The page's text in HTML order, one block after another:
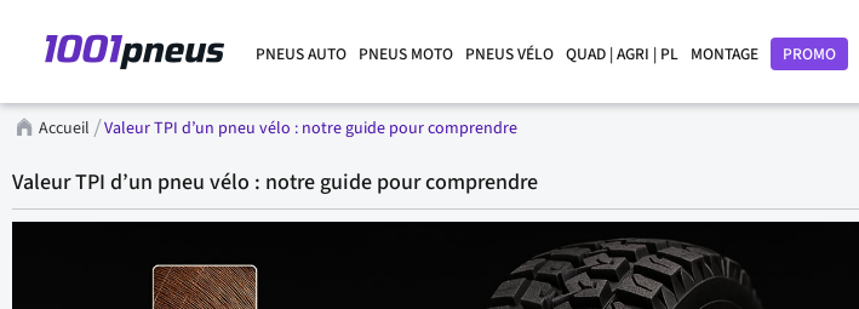
PNEUS AUTO PNEUS MOTO PNEUS VÉLO QUAD | AGRI | PL MONTAGE PROMO
Accueil Valeur TPI d’un pneu vélo : notre guide pour comprendre
Valeur TPI d’un pneu vélo : notre guide pour comprendre